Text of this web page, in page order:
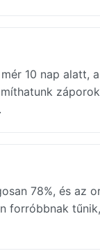
10 nap alatt,
78%, és az
forróbbnak